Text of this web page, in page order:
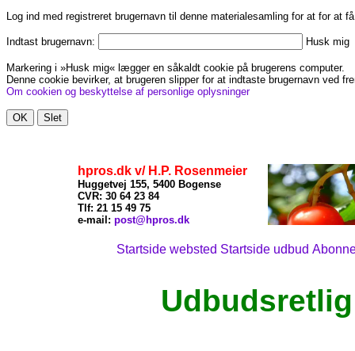
Log ind med registreret brugernavn til denne materialesamling for at for at
Indtast brugernavn: Husk mig
Markering i »Husk mig« lægger en såkaldt cookie på brugerens computer.
Denne cookie bevirker, at brugeren slipper for at indtaste brugernavn ved
Om cookien og beskyttelse af personlige oplysninger
hpros.dk v/ H.P. Rosenmeier
Huggetvej 155, 5400 Bogense
CVR: 30 64 23 84
Tlf: 21 15 49 75
e-mail: post@hpros.dk
Startside websted Startside udbud